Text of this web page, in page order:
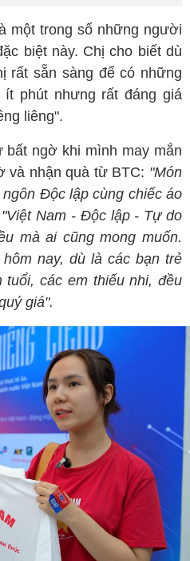
một trong số những người
biệt này. Chị cho biết dù
rất sẵn sàng để có những
phút nhưng rất đáng giá
liêng".
bất ngờ khi mình may mắn
và nhận quà từ BTC: "Món
Độc lập cùng chiếc áo
Nam - Độc lập - Tự do
mà ai cũng mong muốn.
nay, dù là các bạn trẻ
các em thiếu nhi, đều
giá".